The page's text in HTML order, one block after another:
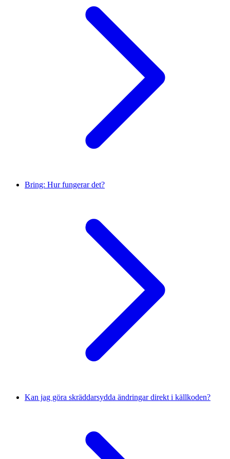
Bring: Hur fungerar det?
Kan jag göra skräddarsydda ändringar direkt i källkoden?